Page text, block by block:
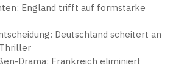
England trifft auf formstarke
Deutschland scheitert an
Drama: Frankreich eliminiert